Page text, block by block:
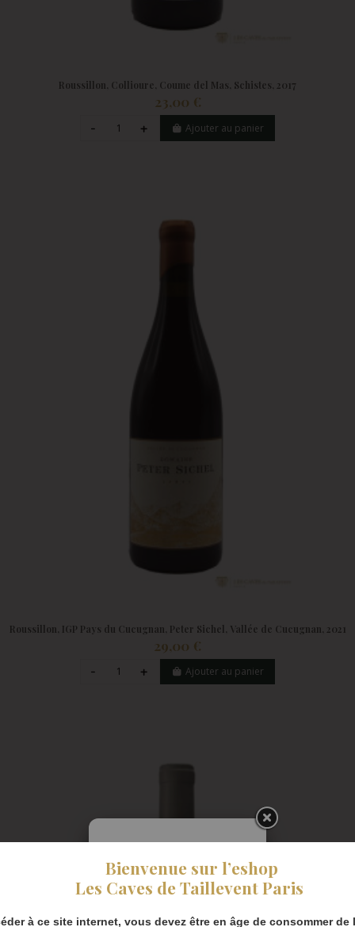
Bienvenue sur l’eshop
Les Caves de Taillevent Paris
à ce site internet, vous devez être en âge de consommer de
Roussillon, Collioure, Coume del Mas, Schistes, 2017
23,00 €
Ajouter au panier
Roussillon, IGP Pays du Cucugnan, Peter Sichel, Vallée de Cucugnan, 2021
29,00 €
Ajouter au panier
fermeture estivale,
vous pouvez
continuer à passer
commande en ligne.